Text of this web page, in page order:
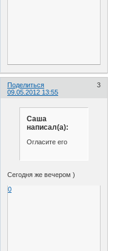
Поделиться
3
09.05.2012 13:55
Саша
написал(а):
Огласите его
Cегодня же вечером )
0